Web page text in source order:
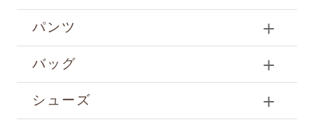
パンツ
バッグ
シューズ